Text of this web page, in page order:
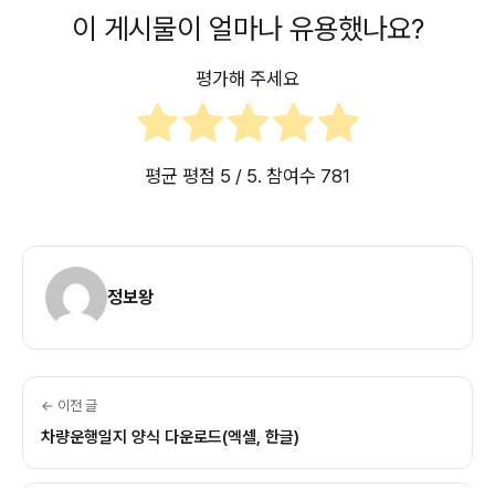
이 게시물이 얼마나 유용했나요?
평가해 주세요
평균 평점 5 / 5. 참여수 781
정보왕
← 이전 글
차량운행일지 양식 다운로드(엑셀, 한글)